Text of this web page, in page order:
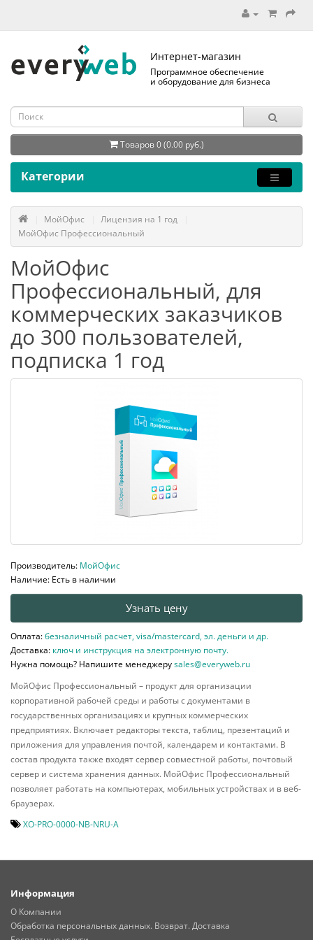
Интернет-магазин
Программное обеспечение
и оборудование для бизнеса
Товаров 0 (0.00 руб.)
Категории
МойОфис
Лицензия на 1 год
МойОфис Профессиональный
МойОфис
Профессиональный, для
коммерческих заказчиков
до 300 пользователей,
подписка 1 год
Производитель: МойОфис
Наличие: Есть в наличии
Узнать цену
Оплата:безналичный расчет, visa/mastercard, эл. деньги и др.
Доставка: ключ и инструкция на электронную почту.
Нужна помощь? Напишите менеджеруsales@everyweb.ru
МойОфис Профессиональный – продукт для организации
корпоративной рабочей среды и работы с документами в
государственных организациях и крупных коммерческих
предприятиях. Включает редакторы текста, таблиц, презентаций и
приложения для управления почтой, календарем и контактами. В
состав продукта также входят сервер совместной работы, почтовый
сервер и система хранения данных. МойОфис Профессиональный
позволяет работать на компьютерах, мобильных устройствах и в веб-
браузерах.
XO-PRO-0000-NB-NRU-A
Информация
О Компании
Обработка персональных данных. Возврат. Доставка